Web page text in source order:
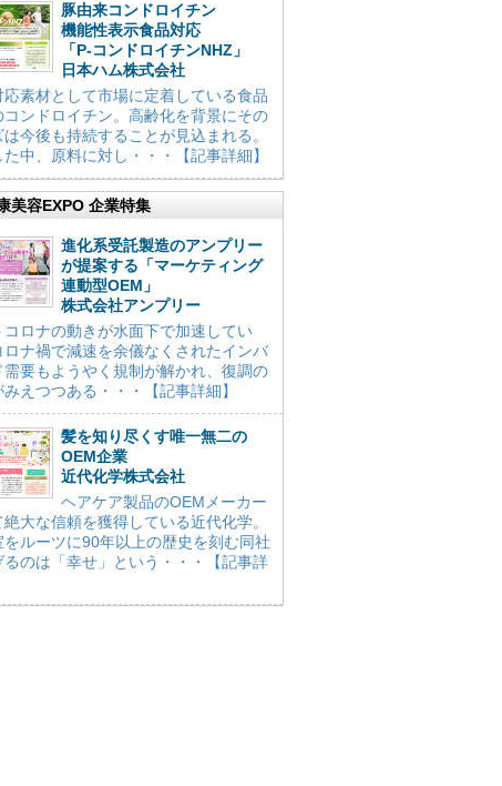
豚由来コンドロイチン
機能性表示食品対応
「P-コンドロイチンNHZ」
日本ハム株式会社
応素材として市場に定着している食品
コンドロイチン。高齢化を背景にその
は今後も持続することが見込まれる。
た中、原料に対し・・・【記事詳細】
美容EXPO 企業特集
進化系受託製造のアンプリー
が提案する「マーケティング
連動型OEM」
株式会社アンプリー
コロナの動きが水面下で加速してい
ロナ禍で減速を余儀なくされたインバ
需要もようやく規制が解かれ、復調の
えつつある・・・【記事詳細】
髪を知り尽くす唯一無二の
OEM企業
近代化学株式会社
ヘアケア製品のOEMメーカー
絶大な信頼を獲得している近代化学。
をルーツに90年以上の歴史を刻む同社
るのは「幸せ」という・・・【記事詳